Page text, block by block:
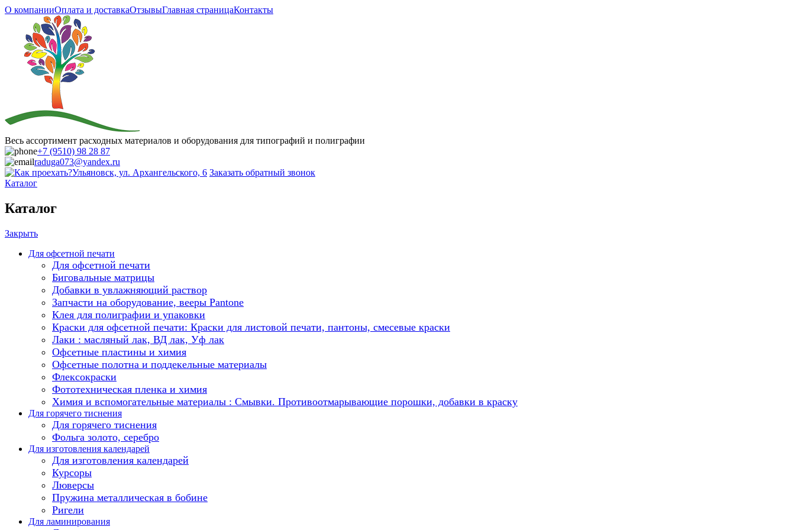
О компанииОплата и доставкаОтзывыГлавная страницаКонтакты
Весь ассортимент расходных материалов и оборудования для типографий и полиграфии
+7 (9510) 98 28 87
raduga073@yandex.ru
Ульяновск, ул. Архангельского, 6 Заказать обратный звонок
Каталог
Каталог
Закрыть
Для офсетной печати
Для офсетной печати
Биговальные матрицы
Добавки в увлажняющий раствор
Запчасти на оборудование, вееры Pantone
Клея для полиграфии и упаковки
Краски для офсетной печати: Краски для листовой печати, пантоны, смесевые краски
Лаки : масляный лак, ВД лак, Уф лак
Офсетные пластины и химия
Офсетные полотна и поддекельные материалы
Флексокраски
Фототехническая пленка и химия
Химия и вспомогательные материалы : Смывки. Противоотмарывающие порошки, добавки в краску
Для горячего тиснения
Для горячего тиснения
Фольга золото, серебро
Для изготовления календарей
Для изготовления календарей
Курсоры
Люверсы
Пружина металлическая в бобине
Ригели
Для ламинирования